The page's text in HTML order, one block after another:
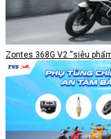
Zontes 368G V2 “siêu